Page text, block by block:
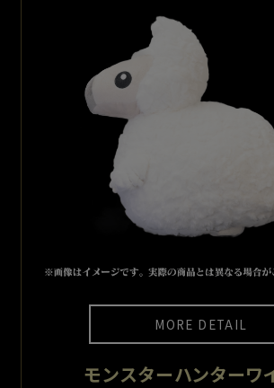
セクレト自転車デザインで見て欲しいポイン
メインフレームに施した羽と鱗を模したデカー
※画像はイメージです。実際の商品とは異な
MORE DETAIL
モンスターハンターワ